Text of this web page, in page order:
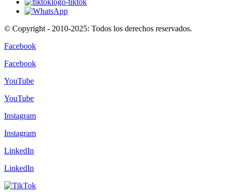
© Copyright - 2010-2025: Todos los derechos reservados.
Facebook
Facebook
YouTube
YouTube
Instagram
Instagram
LinkedIn
LinkedIn